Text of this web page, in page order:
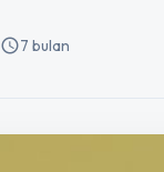
schedule7 bulan